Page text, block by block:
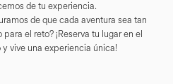
de tu experiencia.
de que cada aventura sea tan
el reto? ¡Reserva tu lugar en el
vive una experiencia única!